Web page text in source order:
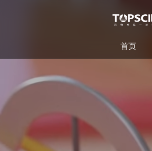
首页